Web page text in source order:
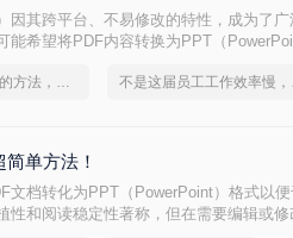
因其跨平台、不易修改的特性，成为了
能希望将PDF内容转换为PPT（
关于ppt文档转pdf的方法，你一定要学会 不是
单方法！
文档转化为PPT（PowerPoint）格式以
和阅读稳定性著称，但在需要编辑或修